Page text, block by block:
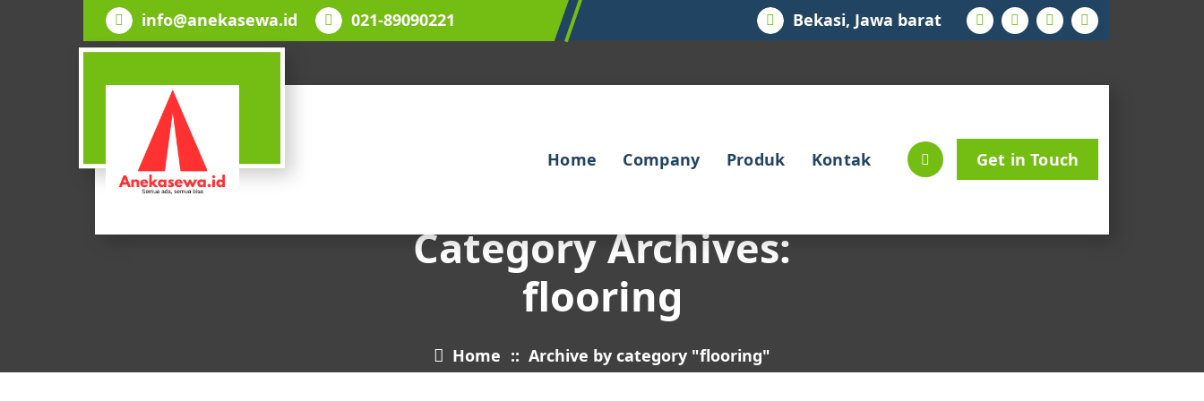
info@anekasewa.id 021-89090221 Bekasi, Jawa barat
Home Company Produk Kontak Get in Touch
Category Archives:
flooring
Home :: Archive by category "flooring"